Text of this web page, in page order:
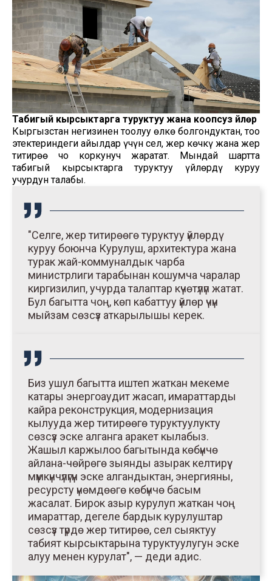
Табигый кырсыктарга туруктуу жана коопсуз үйлөр
Кыргызстан негизинен тоолуу өлкө болгондуктан, тоо
этектериндеги айылдар үчүн сел, жер көчкү жана жер
титирөө чоң коркунуч жаратат. Мындай шартта
табигый кырсыктарга туруктуу үйлөрдү куруу
учурдун талабы.
"Селге, жер титирөөгө туруктуу үйлөрдү
куруу боюнча Курулуш, архитектура жана
турак жай-коммуналдык чарба
министрлиги тарабынан кошумча чаралар
киргизилип, учурда талаптар күчөтүлүп жатат.
Бул багытта чоң, көп кабаттуу үйлөр үчүн
мыйзам сөзсүз аткарылышы керек.
Биз ушул багытта иштеп жаткан мекеме
катары энергоаудит жасап, имараттарды
кайра реконструкция, модернизация
кылууда жер титирөөгө туруктуулукту
сөзсүз эске алганга аракет кылабыз.
Жашыл каржылоо багытында көбүнчө
айлана-чөйрөгө зыянды азырак келтирүү
мүмкүнчүлүгүн эске алгандыктан, энергияны,
ресурсту үнөмдөөгө көбүнчө басым
жасалат. Бирок азыр курулуп жаткан чоң
имараттар, дегеле бардык курулуштар
сөзсүз түрдө жер титирөө, сел сыяктуу
табият кырсыктарына туруктуулугун эске
алуу менен курулат", — деди адис.